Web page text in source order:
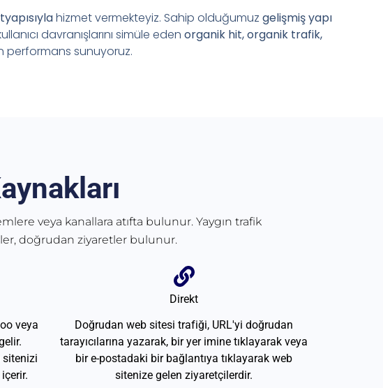
hizmet vermekteyiz. Sahip olduğumuz gelişmiş yapı
davranışlarını simüle eden organik hit, organik trafik,
performans sunuyoruz.
veya kanallara atıfta bulunur. Yaygın trafik
doğrudan ziyaretler bulunur.
veya
sitenizi
Direkt
Doğrudan web sitesi trafiği, URL'yi doğrudan
tarayıcılarına yazarak, bir yer imine tıklayarak veya
bir e-postadaki bir bağlantıya tıklayarak web
sitenize gelen ziyaretçilerdir.